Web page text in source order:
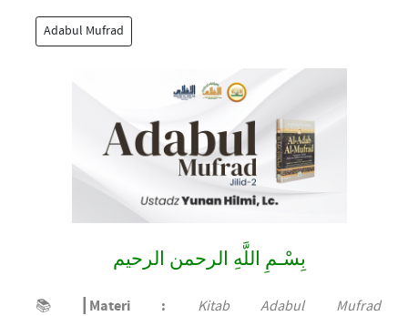
Adabul Mufrad
بِسْـمِ اللَّهِ الرحمن الرحيم
📚┃ Materi :
Kitab Adabul Mufrad